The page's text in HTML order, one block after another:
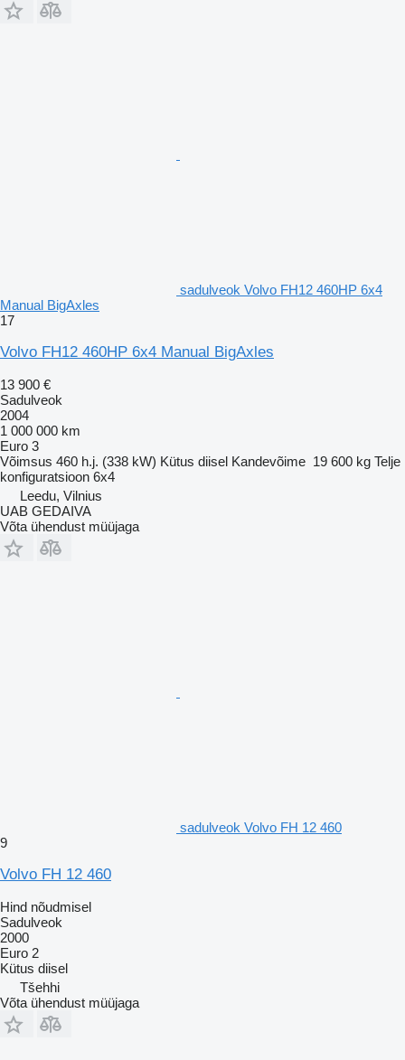
sadulveok Volvo FH12 460HP 6x4
Manual BigAxles
17
Volvo FH12 460HP 6x4 Manual BigAxles
13 900 €
Sadulveok
2004
1 000 000 km
Euro 3
Võimsus 460 h.j. (338 kW) Kütus diisel Kandevõime 19 600 kg Telje
konfiguratsioon 6x4
Leedu, Vilnius
UAB GEDAIVA
Võta ühendust müüjaga
sadulveok Volvo FH 12 460
9
Volvo FH 12 460
Hind nõudmisel
Sadulveok
2000
Euro 2
Kütus diisel
Tšehhi
Võta ühendust müüjaga